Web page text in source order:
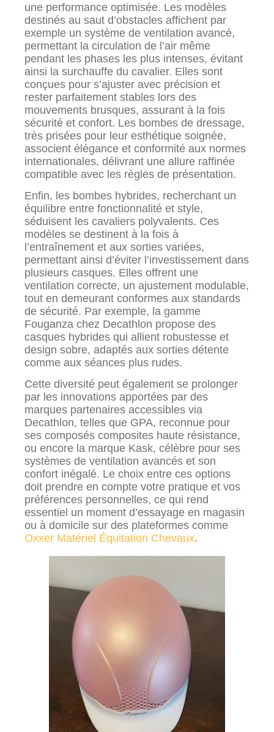
une performance optimisée. Les modèles
destinés au saut d’obstacles affichent par
exemple un système de ventilation avancé,
permettant la circulation de l’air même
pendant les phases les plus intenses, évitant
ainsi la surchauffe du cavalier. Elles sont
conçues pour s’ajuster avec précision et
rester parfaitement stables lors des
mouvements brusques, assurant à la fois
sécurité et confort. Les bombes de dressage,
très prisées pour leur esthétique soignée,
associent élégance et conformité aux normes
internationales, délivrant une allure raffinée
compatible avec les règles de présentation.
Enfin, les bombes hybrides, recherchant un
équilibre entre fonctionnalité et style,
séduisent les cavaliers polyvalents. Ces
modèles se destinent à la fois à
l’entraînement et aux sorties variées,
permettant ainsi d’éviter l’investissement dans
plusieurs casques. Elles offrent une
ventilation correcte, un ajustement modulable,
tout en demeurant conformes aux standards
de sécurité. Par exemple, la gamme
Fouganza chez Decathlon propose des
casques hybrides qui allient robustesse et
design sobre, adaptés aux sorties détente
comme aux séances plus rudes.
Cette diversité peut également se prolonger
par les innovations apportées par des
marques partenaires accessibles via
Decathlon, telles que GPA, reconnue pour
ses composés composites haute résistance,
ou encore la marque Kask, célèbre pour ses
systèmes de ventilation avancés et son
confort inégalé. Le choix entre ces options
doit prendre en compte votre pratique et vos
préférences personnelles, ce qui rend
essentiel un moment d’essayage en magasin
ou à domicile sur des plateformes comme
Oxxer Matériel Équitation Chevaux.